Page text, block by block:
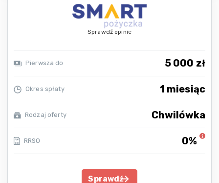
Sprawdź opinie
Pierwsza do 5 000 zł
Okres spłaty 1 miesiąc
Rodzaj oferty Chwilówka
RRSO 0%
Sprawdź